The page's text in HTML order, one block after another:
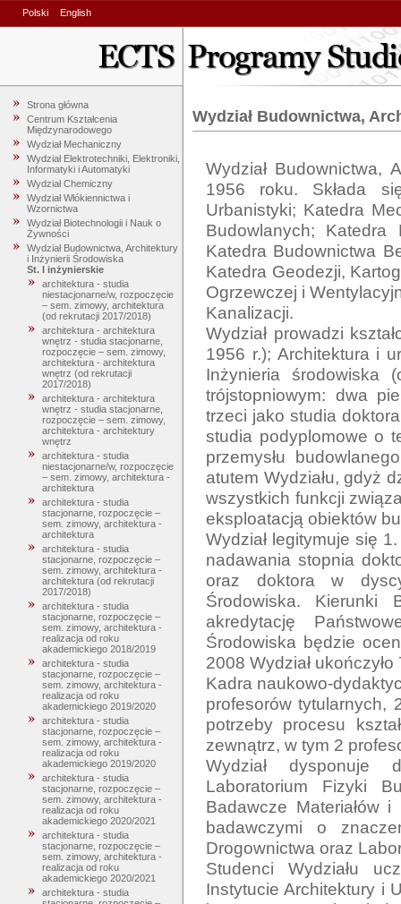
Polski English
Strona główna
Centrum Kształcenia
Międzynarodowego
Wydział Mechaniczny
Wydział Elektrotechniki, Elektroniki,
Informatyki i Automatyki
Wydział Chemiczny
Wydział Włókiennictwa i
Wzornictwa
Wydział Biotechnologii i Nauk o
Żywności
Wydział Budownictwa, Architektury
i Inżynierii Środowiska
St. I inżynierskie
architektura - studia
niestacjonarne/w, rozpoczęcie
– sem. zimowy, architektura
(od rekrutacji 2017/2018)
architektura - architektura
wnętrz - studia stacjonarne,
rozpoczęcie – sem. zimowy,
architektura - architektura
wnętrz (od rekrutacji
2017/2018)
architektura - architektura
wnętrz - studia stacjonarne,
rozpoczęcie – sem. zimowy,
architektura - architektury
wnętrz
architektura - studia
niestacjonarne/w, rozpoczęcie
– sem. zimowy, architektura -
architektura
architektura - studia
stacjonarne, rozpoczęcie –
sem. zimowy, architektura -
architektura
architektura - studia
stacjonarne, rozpoczęcie –
sem. zimowy, architektura -
architektura (od rekrutacji
2017/2018)
architektura - studia
stacjonarne, rozpoczęcie –
sem. zimowy, architektura -
realizacja od roku
akademickiego 2018/2019
architektura - studia
stacjonarne, rozpoczęcie –
sem. zimowy, architektura -
realizacja od roku
akademickiego 2019/2020
architektura - studia
stacjonarne, rozpoczęcie –
sem. zimowy, architektura -
realizacja od roku
akademickiego 2019/2020
architektura - studia
stacjonarne, rozpoczęcie –
sem. zimowy, architektura -
realizacja od roku
akademickiego 2020/2021
architektura - studia
stacjonarne, rozpoczęcie –
sem. zimowy, architektura -
realizacja od roku
akademickiego 2020/2021
architektura - studia
Wydział Budownictwa,
Wydział Budownictwa,
1956 roku. Składa
Urbanistyki; Katedra
Budowlanych; Katedra
Katedra Budownictwa
Katedra Geodezji,
Ogrzewczej i
Kanalizacji.
Wydział prowadzi
1956 r.); Architektura i
Inżynieria środowiska
trójstopniowym: dwa
trzeci jako studia
studia podyplomowe o
przemysłu
atutem Wydziału, gdyż
wszystkich funkcji
eksploatacją obiektów
Wydział legitymuje się
nadawania stopnia
oraz doktora w
Środowiska. Kierunki
akredytację
Środowiska będzie
2008 Wydział
Kadra naukowo-
profesorów tytularnych,
potrzeby procesu
zewnątrz, w tym 2
Wydział dysponuje
Laboratorium Fizyki
Badawcze Materiałów
badawczymi o
Drogownictwa oraz
Studenci Wydziału
Instytucie Architektury i